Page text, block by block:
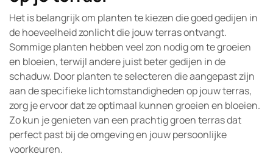
Het is belangrijk om planten te kiezen die goed gedijen in
de hoeveelheid zonlicht die jouw terras ontvangt.
Sommige planten hebben veel zon nodig om te groeien
en bloeien, terwijl andere juist beter gedijen in de
schaduw. Door planten te selecteren die aangepast zijn
aan de specifieke lichtomstandigheden op jouw terras,
zorg je ervoor dat ze optimaal kunnen groeien en bloeien.
Zo kun je genieten van een prachtig groen terras dat
perfect past bij de omgeving en jouw persoonlijke
voorkeuren.